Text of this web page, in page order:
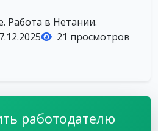
Работа в Нетании.
21 просмотров
работодателю